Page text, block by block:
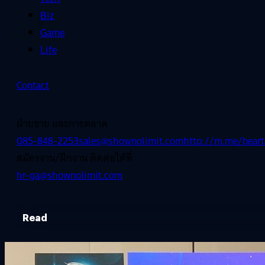
Biz
Game
Life
Contact
ฝ่ายขาย และการตลาด
085-848-2253sales@shownolimit.comhttp://m.me/
สมัครงาน/ฝึกงาน ติดต่อได้ที่
hr-ga@shownolimit.com
Read